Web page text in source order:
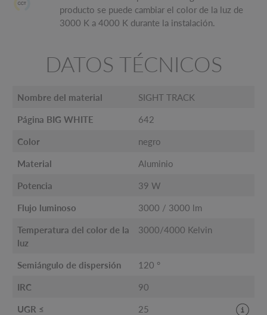
producto se puede cambiar el color de la luz de
3000 K a 4000 K durante la instalación.
DATOS TÉCNICOS
Nombre del material SIGHT TRACK
Página BIG WHITE 642
Color negro
Material Aluminio
Potencia 39 W
Flujo luminoso 3000 / 3000 lm
Temperatura del color de la
luz
3000/4000 Kelvin
Semiángulo de dispersión 120 °
IRC 90
UGR ≤ 25